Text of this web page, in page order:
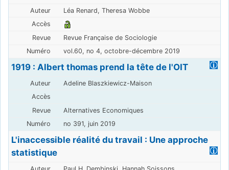
Léa Renard, Theresa Wobbe
Revue Française de Sociologie
vol.60, no 4, octobre-décembre 2019
1919 : Albert thomas prend la tête de l'OIT
Adeline Blaszkiewicz-Maison
Alternatives Economiques
no 391, juin 2019
L'inaccessible réalité du travail : Une approche
statistique